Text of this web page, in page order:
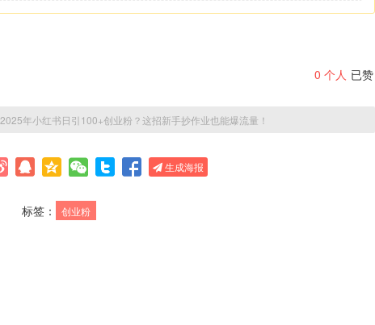
0 个人 已赞
2025年小红书日引100+创业粉？这招新手抄作业也能爆流量！
生成海报
标签： 创业粉